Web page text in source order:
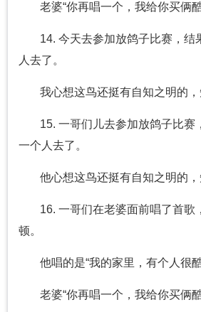
老婆“你再唱一个，我给你买俩
14. 今天去参加放鸽子比赛，结
人去了。
我心想这鸟还挺有自知之明的，
15. 一哥们儿去参加放鸽子比赛
一个人去了。
他心想这鸟还挺有自知之明的，
16. 一哥们在老婆面前唱了首歌
顿。
他唱的是“我的家里，有个人很
老婆“你再唱一个，我给你买俩